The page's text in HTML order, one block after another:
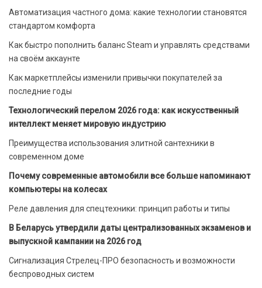
Автоматизация частного дома: какие технологии становятся
стандартом комфорта
Как быстро пополнить баланс Steam и управлять средствами
на своём аккаунте
Как маркетплейсы изменили привычки покупателей за
последние годы
Технологический перелом 2026 года: как искусственный
интеллект меняет мировую индустрию
Преимущества использования элитной сантехники в
современном доме
Почему современные автомобили все больше напоминают
компьютеры на колесах
Реле давления для спецтехники: принцип работы и типы
В Беларусь утвердили даты централизованных экзаменов и
выпускной кампании на 2026 год
Сигнализация Стрелец-ПРО безопасность и возможности
беспроводных систем